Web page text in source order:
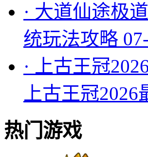
· 大道仙途极
统玩法攻略
·
上古王冠
上古王冠
热门游戏